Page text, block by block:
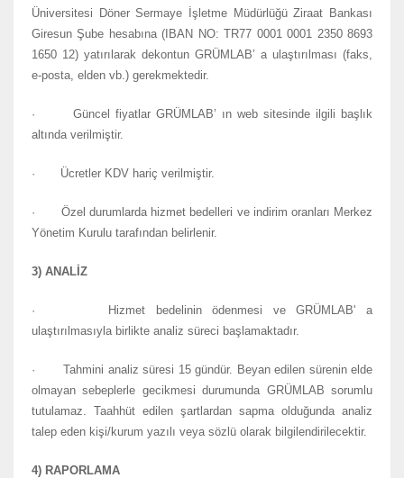
Üniversitesi Döner Sermaye İşletme Müdürlüğü Ziraat Bankası
Giresun Şube hesabına (IBAN NO: TR77 0001 0001 2350 8693
1650 12) yatırılarak dekontun GRÜMLAB’ a ulaştırılması (faks,
e-posta, elden vb.) gerekmektedir.
· Güncel fiyatlar GRÜMLAB’ ın web sitesinde ilgili başlık
altında verilmiştir.
· Ücretler KDV hariç verilmiştir.
· Özel durumlarda hizmet bedelleri ve indirim oranları Merkez
Yönetim Kurulu tarafından belirlenir.
3) ANALİZ
· Hizmet bedelinin ödenmesi ve GRÜMLAB' a
ulaştırılmasıyla birlikte analiz süreci başlamaktadır.
· Tahmini analiz süresi 15 gündür. Beyan edilen sürenin elde
olmayan sebeplerle gecikmesi durumunda GRÜMLAB sorumlu
tutulamaz. Taahhüt edilen şartlardan sapma olduğunda analiz
talep eden kişi/kurum yazılı veya sözlü olarak bilgilendirilecektir.
4) RAPORLAMA